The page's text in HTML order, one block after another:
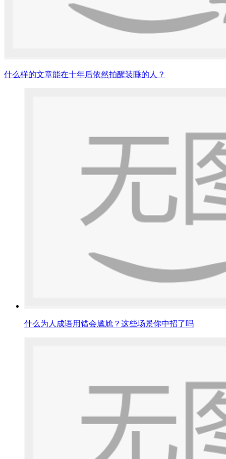
什么样的文章能在十年后依然拍醒装睡的人？
什么为人成语用错会尴尬？这些场景你中招了吗